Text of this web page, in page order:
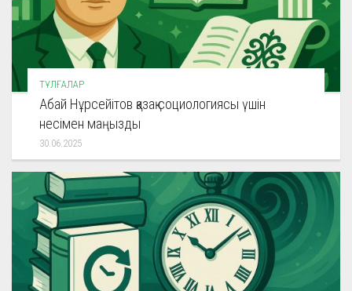
ТҰЛҒАЛАР
Абай Нұрсейітов қазақ социологиясы үшін
несімен маңызды
30.06.2025